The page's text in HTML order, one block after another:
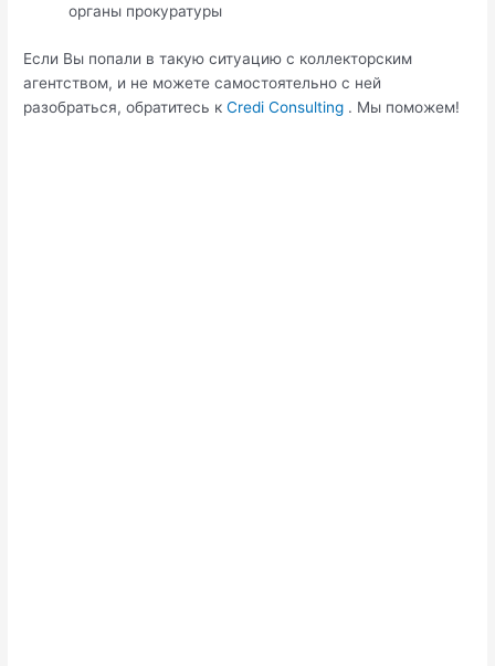
органы прокуратуры
Если Вы попали в такую ситуацию с коллекторским
агентством, и не можете самостоятельно с ней
разобраться, обратитесь кCredi Consulting . Мы поможем!